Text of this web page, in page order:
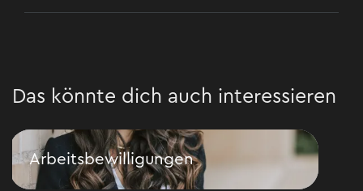
Das könnte dich auch interessieren
Arbeitsbewilligungen
Arbeitsbewilligungen